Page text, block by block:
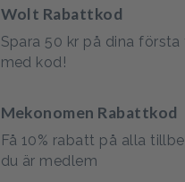
Wolt Rabattkod
Spara 50 kr på dina
med kod!
Mekonomen Rabattkod
Få 10% rabatt på alla
du är medlem